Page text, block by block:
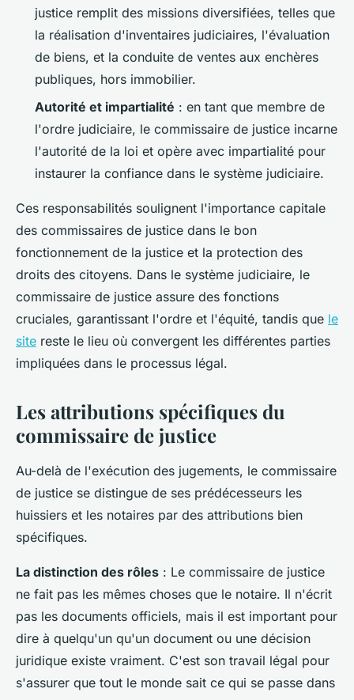
justice remplit des missions diversifiées, telles que
la réalisation d'inventaires judiciaires, l'évaluation
de biens, et la conduite de ventes aux enchères
publiques, hors immobilier.
Autorité et impartialité : en tant que membre de
l'ordre judiciaire, le commissaire de justice incarne
l'autorité de la loi et opère avec impartialité pour
instaurer la confiance dans le système judiciaire.
Ces responsabilités soulignent l'importance capitale
des commissaires de justice dans le bon
fonctionnement de la justice et la protection des
droits des citoyens. Dans le système judiciaire, le
commissaire de justice assure des fonctions
cruciales, garantissant l'ordre et l'équité, tandis que le
site reste le lieu où convergent les différentes parties
impliquées dans le processus légal.
Les attributions spécifiques du
commissaire de justice
Au-delà de l'exécution des jugements, le commissaire
de justice se distingue de ses prédécesseurs les
huissiers et les notaires par des attributions bien
spécifiques.
La distinction des rôles : Le commissaire de justice
ne fait pas les mêmes choses que le notaire. Il n'écrit
pas les documents officiels, mais il est important pour
dire à quelqu'un qu'un document ou une décision
juridique existe vraiment. C'est son travail légal pour
s'assurer que tout le monde sait ce qui se passe dans